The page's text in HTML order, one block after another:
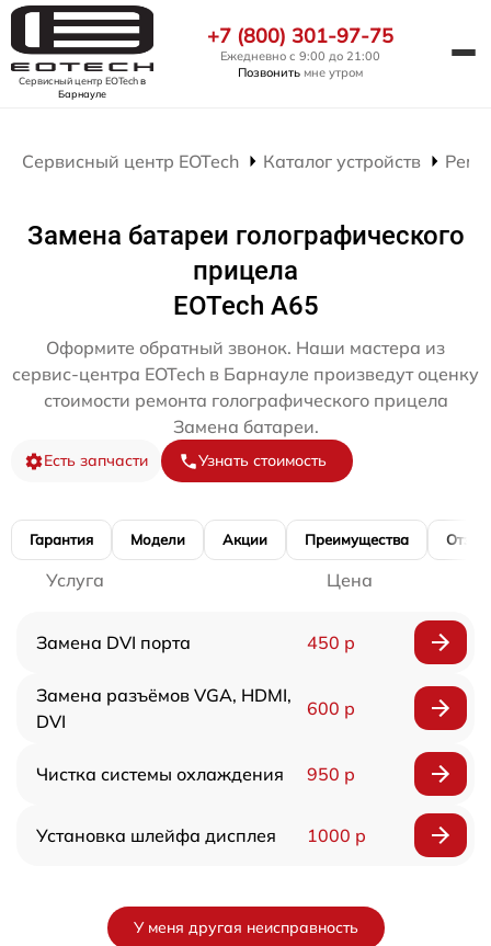
Сервисный центр EOTechв
Барнауле
+7 (800) 301-97-75
Ежедневно с 9:00 до 21:00
Позвонить мне утром
Сервисный центр EOTech Каталог устройств
Замена батареи голографического
прицела
EOTech A65
Оформите обратный звонок. Наши мастера из
сервис-центра EOTech в Барнауле произведут оценку
стоимости ремонта голографического прицела
Замена батареи.
Есть запчасти Узнать стоимость
Гарантия Модели Акции Преимущества
Услуга Цена
Замена DVI порта 450 р
Замена разъёмов VGA, HDMI,
DVI
600 р
Чистка системы охлаждения 950 р
Установка шлейфа дисплея 1000 р
У меня другая неисправность